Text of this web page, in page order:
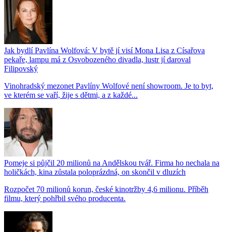
Jak bydlí Pavlína Wolfová: V bytě jí visí Mona Lisa z Císařova
pekaře, lampu má z Osvobozeného divadla, lustr jí daroval
Filipovský
Vinohradský mezonet Pavlíny Wolfové není showroom. Je to byt,
ve kterém se vaří, žije s dětmi, a z každé...
Pomeje si půjčil 20 milionů na Andělskou tvář. Firma ho nechala na
holičkách, kina zůstala poloprázdná, on skončil v dluzích
Rozpočet 70 milionů korun, české kinotržby 4,6 milionu. Příběh
filmu, který pohřbil svého producenta.